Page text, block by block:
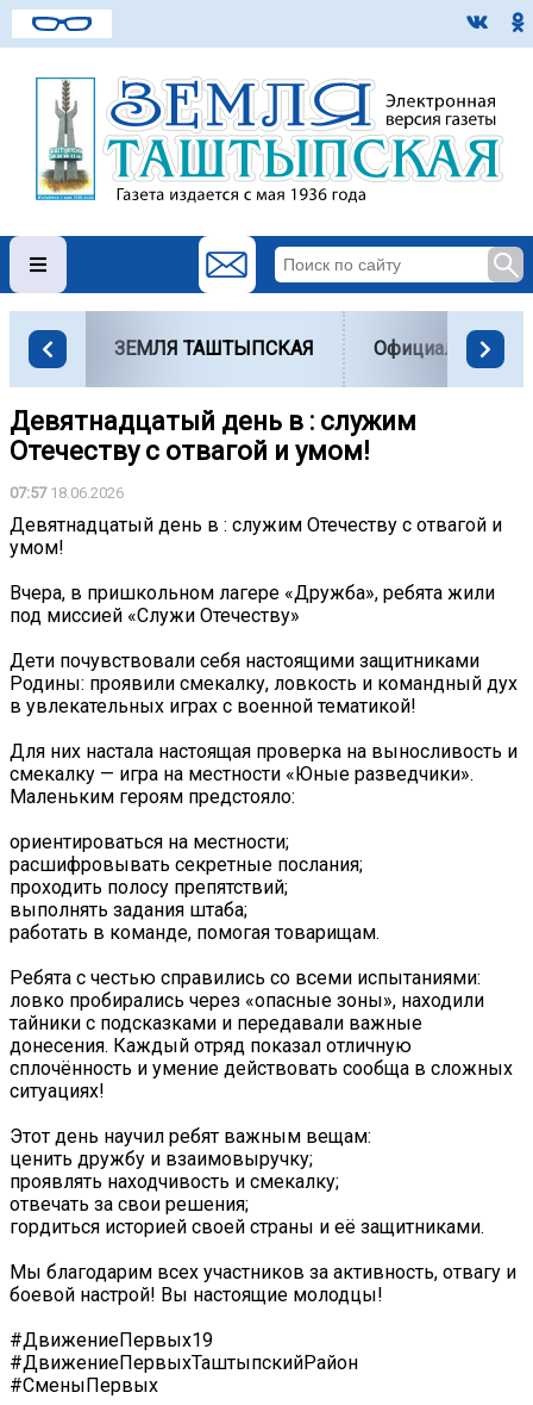
ЗЕМЛЯ ТАШТЫПСКАЯ Официально
Девятнадцатый день в : служим
Отечеству с отвагой и умом!
07:5718.06.2026
Девятнадцатый день в : служим Отечеству с отвагой и
умом!
Вчера, в пришкольном лагере «Дружба», ребята жили
под миссией «Служи Отечеству»
Дети почувствовали себя настоящими защитниками
Родины: проявили смекалку, ловкость и командный дух
в увлекательных играх с военной тематикой!
Для них настала настоящая проверка на выносливость и
смекалку — игра на местности «Юные разведчики».
Маленьким героям предстояло:
ориентироваться на местности;
расшифровывать секретные послания;
проходить полосу препятствий;
выполнять задания штаба;
работать в команде, помогая товарищам.
Ребята с честью справились со всеми испытаниями:
ловко пробирались через «опасные зоны», находили
тайники с подсказками и передавали важные
донесения. Каждый отряд показал отличную
сплочённость и умение действовать сообща в сложных
ситуациях!
Этот день научил ребят важным вещам:
ценить дружбу и взаимовыручку;
проявлять находчивость и смекалку;
отвечать за свои решения;
гордиться историей своей страны и её защитниками.
Мы благодарим всех участников за активность, отвагу и
боевой настрой! Вы настоящие молодцы!
#ДвижениеПервых19
#ДвижениеПервыхТаштыпскийРайон
#СменыПервых